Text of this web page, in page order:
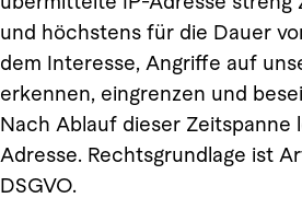
und höchstens für die Dauer
dem Interesse, Angriffe auf
erkennen, eingrenzen und
Nach Ablauf dieser Zeitspanne
Adresse. Rechtsgrundlage ist
DSGVO.